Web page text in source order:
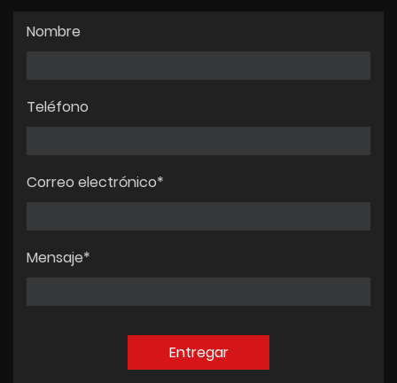
Nombre
Teléfono
Correo electrónico*
Mensaje*